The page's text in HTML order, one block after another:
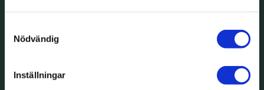
Nödvändig
Inställningar